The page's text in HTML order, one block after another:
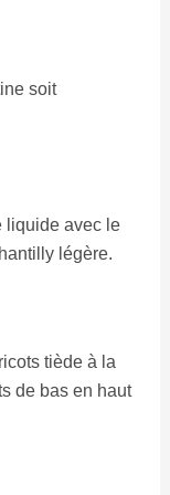
soit
liquide avec le
légère.
tiède à la
de bas en haut